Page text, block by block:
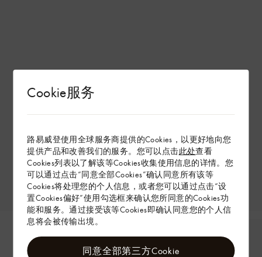
Cookie服务
路易威登使用全球服务商提供的Cookies，以更好地向您
提供产品和改善我们的服务。您可以点击此处查看
Cookies列表以了解该等Cookies收集使用信息的详情。您
可以通过点击“同意全部Cookies”确认同意所有该等
Cookies将处理您的个人信息，或者您可以通过点击“设
置Cookies偏好”使用勾选框来确认您所同意的Cookies功
能和服务。通过接受该等Cookies即确认同意您的个人信
息将会被传输出境。
同意全部第三方Cookie